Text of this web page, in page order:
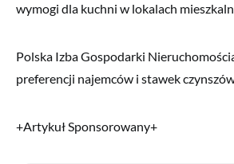
wymogi dla kuchni w lokalach
Polska Izba Gospodarki
preferencji najemców i stawek
+Artykuł Sponsorowany+